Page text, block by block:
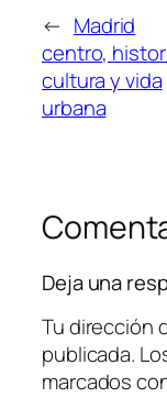
← Madrid
centro,
cultura y vida
urbana
Deja una
Tu dirección
publicada.
marcados